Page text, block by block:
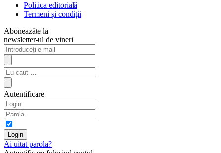
Politica editorială
Termeni și condiții
Aboneazăte la
newsletter-ul de vineri
Autentificare
Ai uitat parola?